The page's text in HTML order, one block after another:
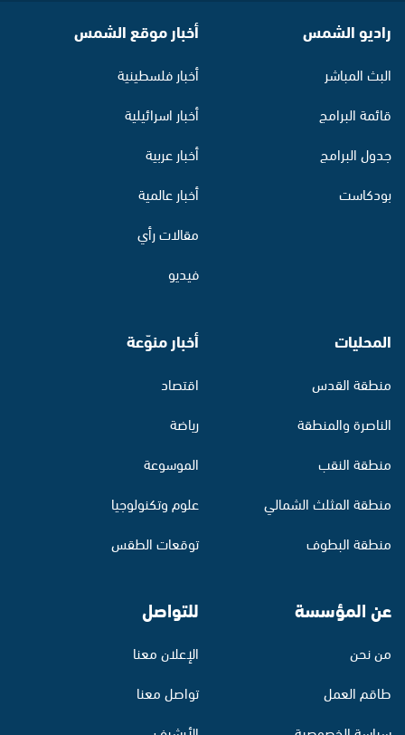
راديو الشمس
البث المباشر
قائمة البرامج
جدول البرامج
بودكاست
أخبار موقع الشمس
أخبار فلسطينية
أخبار اسرائيلية
أخبار عربية
أخبار عالمية
مقالات رأي
فيديو
المحليات
منطقة القدس
الناصرة والمنطقة
منطقة النقب
منطقة المثلث الشمالي
منطقة البطوف
أخبار منوّعة
اقتصاد
رياضة
الموسوعة
علوم وتكنولوجيا
توقعات الطقس
عن المؤسسة
من نحن
طاقم العمل
للتواصل
الإعلان معنا
تواصل معنا